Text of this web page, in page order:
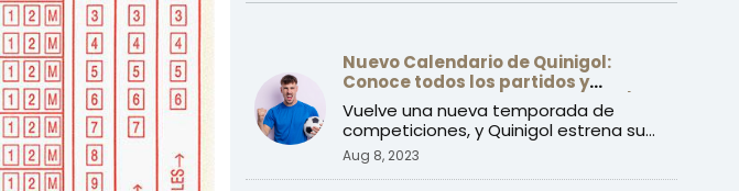
Nuevo Calendario de Quinigol:
Conoce todos los partidos y
jornadas de la temporada 2023/24
Vuelve una nueva temporada de
competiciones, y Quinigol estrena su
nuevo calendario con la prime ...
Aug 8, 2023